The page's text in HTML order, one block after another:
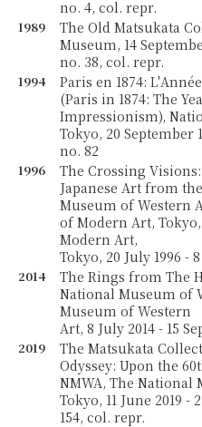
no. 4, col. repr.
1989
The Old Matsukata
Museum, 14
no. 38, col. repr.
1994
Paris en 1874:
(Paris in 1874: The
Impressionism),
Tokyo, 20 September
no. 82
1996
The Crossing
Japanese Art from
Museum of Western
of Modern Art,
Modern Art,
Tokyo, 20 July 1996 -
2014
The Rings from The
National Museum of
Museum of Western
Art, 8 July 2014 - 15
2019
The Matsukata
Odyssey: Upon the
NMWA, The National
Tokyo, 11 June 2019 -
154, col. repr.